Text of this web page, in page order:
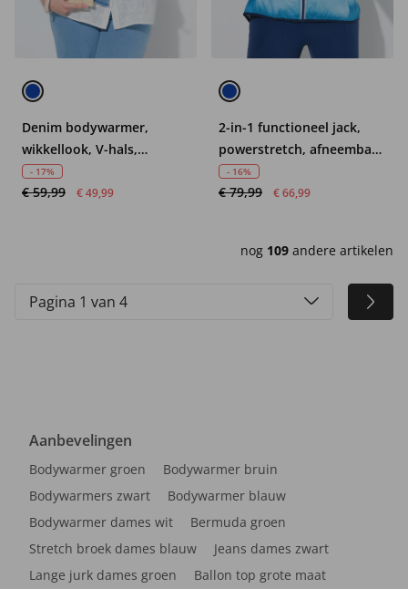
Denim bodywarmer,
wikkellook, V-hals,
biologisch katoen
- 17%
€ 59,99 € 49,99
2-in-1 functioneel jack,
powerstretch, afneembare
mouwen
- 16%
€ 79,99 € 66,99
nog 109 andere artikelen
Pagina 1 van 4
Aanbevelingen
Bodywarmer groen
Bodywarmer bruin
Bodywarmers zwart
Bodywarmer blauw
Bodywarmer dames wit
Bermuda groen
Stretch broek dames blauw
Jeans dames zwart
Lange jurk dames groen
Ballon top grote maat